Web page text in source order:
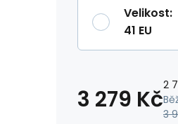
Velikost:
41 EU
3 279 Kč2
3